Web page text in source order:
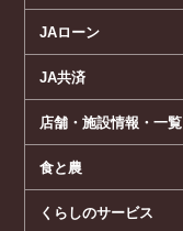
JAローン
JA共済
店舗・施設情報・一覧
食と農
くらしのサービス